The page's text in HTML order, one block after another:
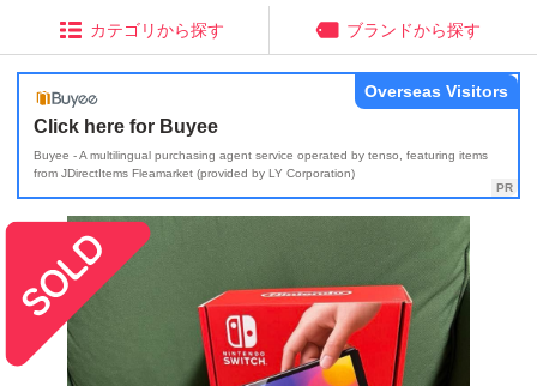
カテゴリから探す ブランドから探す
Click here for Buyee
Buyee - A multilingual purchasing agent service operated by tenso, featuring items
from JDirectItems Fleamarket (provided by LY Corporation)
Overseas Visitors